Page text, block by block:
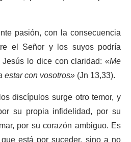
pasión, con la consecuencia
el Señor y los suyos podría
lo dice con claridad: «Me
con vosotros»(Jn 13,33).
discípulos surge otro temor, y
su propia infidelidad, por su
por su corazón ambiguo. Es